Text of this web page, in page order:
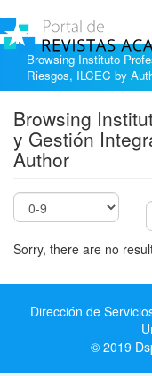
Browsing Instituto
Riesgos, ILCEC by
Browsing
y Gestión
Author
Sorry, there are no
Dirección de
© 2019